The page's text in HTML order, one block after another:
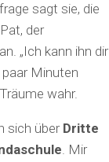
sagt sie, die
der
„Ich kann ihn dir
paar Minuten
wahr.
sich über Dritte
. Mir